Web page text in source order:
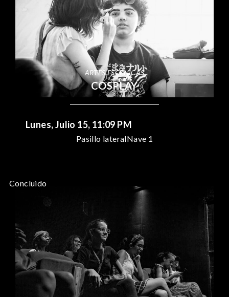
ARTES ESCÉNICAS
COSPLAY
Lunes, Julio 15, 11:09 PM
Pasillo lateralNave 1
Concluido